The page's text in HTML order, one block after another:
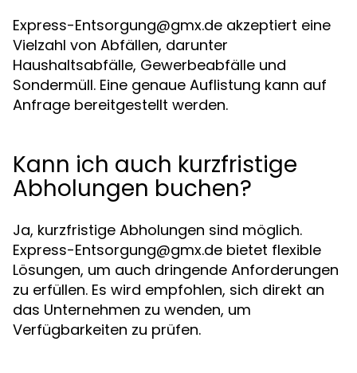
Express-Entsorgung@gmx.de akzeptiert eine
Vielzahl von Abfällen, darunter
Haushaltsabfälle, Gewerbeabfälle und
Sondermüll. Eine genaue Auflistung kann auf
Anfrage bereitgestellt werden.
Kann ich auch kurzfristige
Abholungen buchen?
Ja, kurzfristige Abholungen sind möglich.
Express-Entsorgung@gmx.de bietet flexible
Lösungen, um auch dringende Anforderungen
zu erfüllen. Es wird empfohlen, sich direkt an
das Unternehmen zu wenden, um
Verfügbarkeiten zu prüfen.